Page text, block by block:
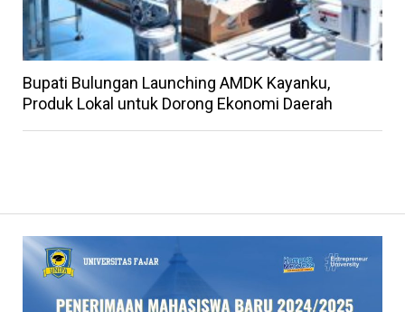
Bupati Bulungan Launching AMDK Kayanku,
Produk Lokal untuk Dorong Ekonomi Daerah